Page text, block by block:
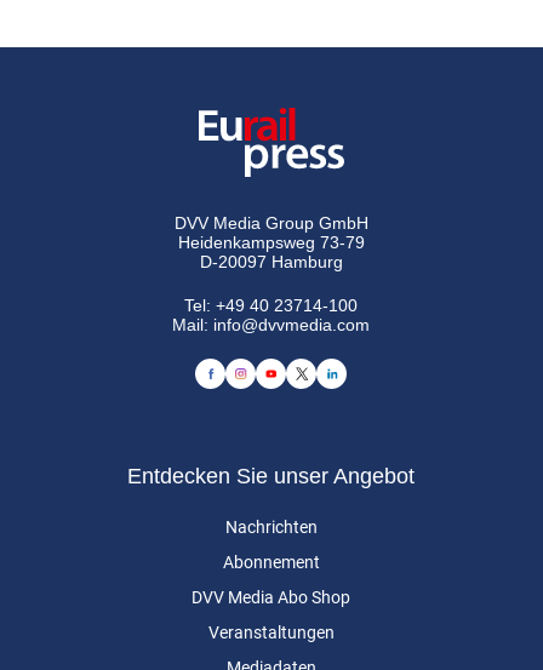
DVV Media Group GmbH
Heidenkampsweg 73-79
D-20097 Hamburg
Tel:+49 40 23714-100
Mail: info@dvvmedia.com
Entdecken Sie unser Angebot
Nachrichten
Abonnement
DVV Media Abo Shop
Veranstaltungen